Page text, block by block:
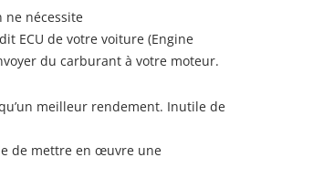
ne nécessite
dit ECU de votre voiture (Engine
du carburant à votre moteur.
meilleur rendement. Inutile de
de mettre en œuvre une